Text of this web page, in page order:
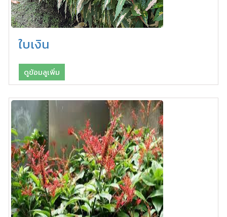
ใบเงิน
ดูข้อมลูเพิ่ม